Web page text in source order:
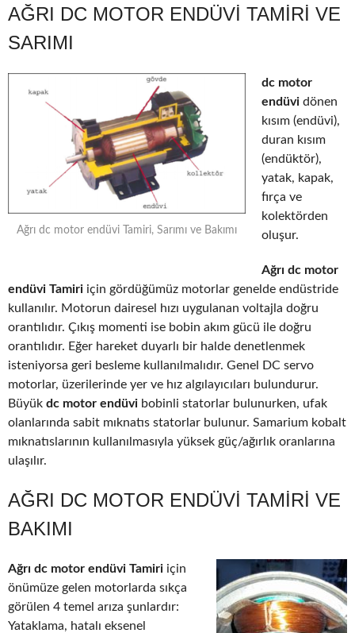
AĞRI DC MOTOR ENDÜVI TAMIRI VE
SARIMI
Ağrı dc motor endüvi Tamiri, Sarımı ve Bakımı
dc motor
endüvi dönen
kısım (endüvi),
duran kısım
(endüktör),
yatak, kapak,
fırça ve
kolektörden
oluşur.
Ağrı dc motor
endüvi Tamiri için gördüğümüz motorlar genelde endüstride
kullanılır. Motorun dairesel hızı uygulanan voltajla doğru
orantılıdır. Çıkış momenti ise bobin akım gücü ile doğru
orantılıdır. Eğer hareket duyarlı bir halde denetlenmek
isteniyorsa geri besleme kullanılmalıdır. Genel DC servo
motorlar, üzerilerinde yer ve hız algılayıcıları bulundurur.
Büyük dc motor endüvi bobinli statorlar bulunurken, ufak
olanlarında sabit mıknatıs statorlar bulunur. Samarium kobalt
mıknatıslarının kullanılmasıyla yüksek güç/ağırlık oranlarına
ulaşılır.
AĞRI DC MOTOR ENDÜVI TAMIRI VE
BAKIMI
Ağrı dc motor endüvi Tamiri için
önümüze gelen motorlarda sıkça
görülen 4 temel arıza şunlardır:
Yataklama, hatalı eksenel